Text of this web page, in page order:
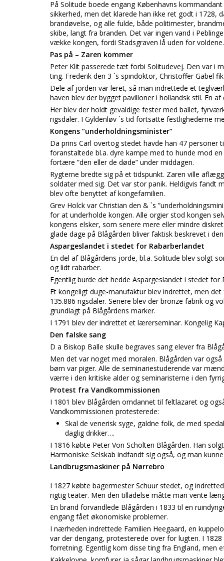
På Solitude boede engang Københavns
sikkerhed, men det klarede han ikke ret godt i 1728,
brandøvelse, og alle fulde, både politimester,
skibe, langt fra branden. Det var ingen vand i
vække kongen, fordi Stadsgraven lå uden for
Pas på – Zaren kommer
Peter Klit passerede tæt forbi Solitudevej. Den var i
ting. Frederik den 3 `s spindoktor, Christoffer Gabel
Dele af jorden var leret, så man indrettede et
haven blev der bygget pavilloner i hollandsk stil. En
Her blev der holdt gevaldige fester med ballet,
rigsdaler. I Gyldenløv `s tid fortsatte festlighederne
Kongens ”underholdningsminister”
Da prins Carl overtog stedet havde han 47 personer
foranstaltede bl.a. dyre kampe med to hunde mod
fortære ”den eller de døde” under middagen.
Rygterne bredte sig på et tidspunkt. Zaren ville
soldater med sig. Det var stor panik. Heldigvis fandt
blev ofte benyttet af kongefamilien.
Grev Holck var Christian den & `s
for at underholde kongen. Alle orgier stod kongen
kongens elsker, som senere mere eller mindre
glade dage på Blågården bliver faktisk beskrevet i
Aspargeslandet i stedet for Rabarberlandet
En del af Blågårdens jorde, bl.a. Solitude blev solgt
og lidt rabarber.
Egentlig burde det hedde Aspargeslandet i stedet
Et kongeligt duge-manufaktur blev indrettet, men
135.886 rigsdaler. Senere blev der bronze fabrik og
grundlagt på Blågårdens marker.
I 1791 blev der indrettet et lærerseminar. Kongelig
Den falske sang
D a Biskop Balle skulle begraves sang elever fra
Men det var noget med moralen. Blågården var
børn var piger. Alle de seminariestuderende var
værre i den kritiske alder og seminaristerne i den
Protest fra Vandkommissionen
I 1801 blev Blågården omdannet til feltlazaret og
Vandkommissionen protesterede:
Skal de venerisk syge, galdne folk, de med
daglig drikker….
I 1816 købte Peter Von Scholten Blågården. Han
Harmoniske Selskab indfandt sig også, og man
Landbrugsmaskiner på Nørrebro
I 1827 købte bagermester Schuur stedet, og
rigtig teater. Men den tilladelse måtte man vente
En brand forvandlede Blågården i 1833 til en
engang fået økonomiske problemer.
I nærheden indrettede Familien Heegaard, en
var der dengang, protesterede over for lugten. I
forretning. Egentlig kom disse ting fra England,